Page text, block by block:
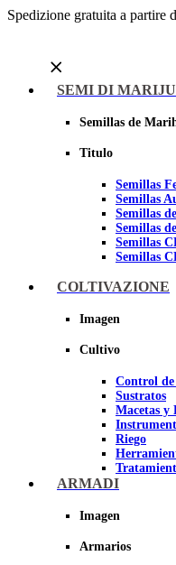
Spedizione gratuita a partire
SEMI DI
Semillas de
Titulo
Semillas
Semillas
Semillas
Semillas
Semillas
Semillas
Sheer seeds
COLTIVAZIONE
Imagen
Cultivo
Control
Sustratos
Macetas y
Riego
Papel
ARMADI
Imagen
Armarios